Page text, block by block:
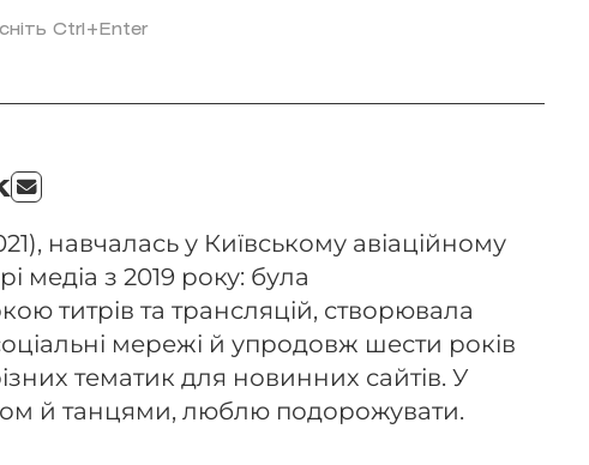
Ctrl+Enter
навчалась у Київському авіаційному
медіа з 2019 року: була
титрів та трансляцій, створювала
мережі й упродовж шести років
тематик для новинних сайтів. У
й танцями, люблю подорожувати.